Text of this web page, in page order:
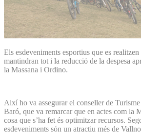
Els esdeveniments esportius que es
mantindran tot i la reducció de la despesa
la Massana i Ordino.
Així ho va assegurar el conseller de
Baró, que va remarcar que en actes com la
cosa que s’ha fet és optimitzar recursos.
esdeveniments són un atractiu més de